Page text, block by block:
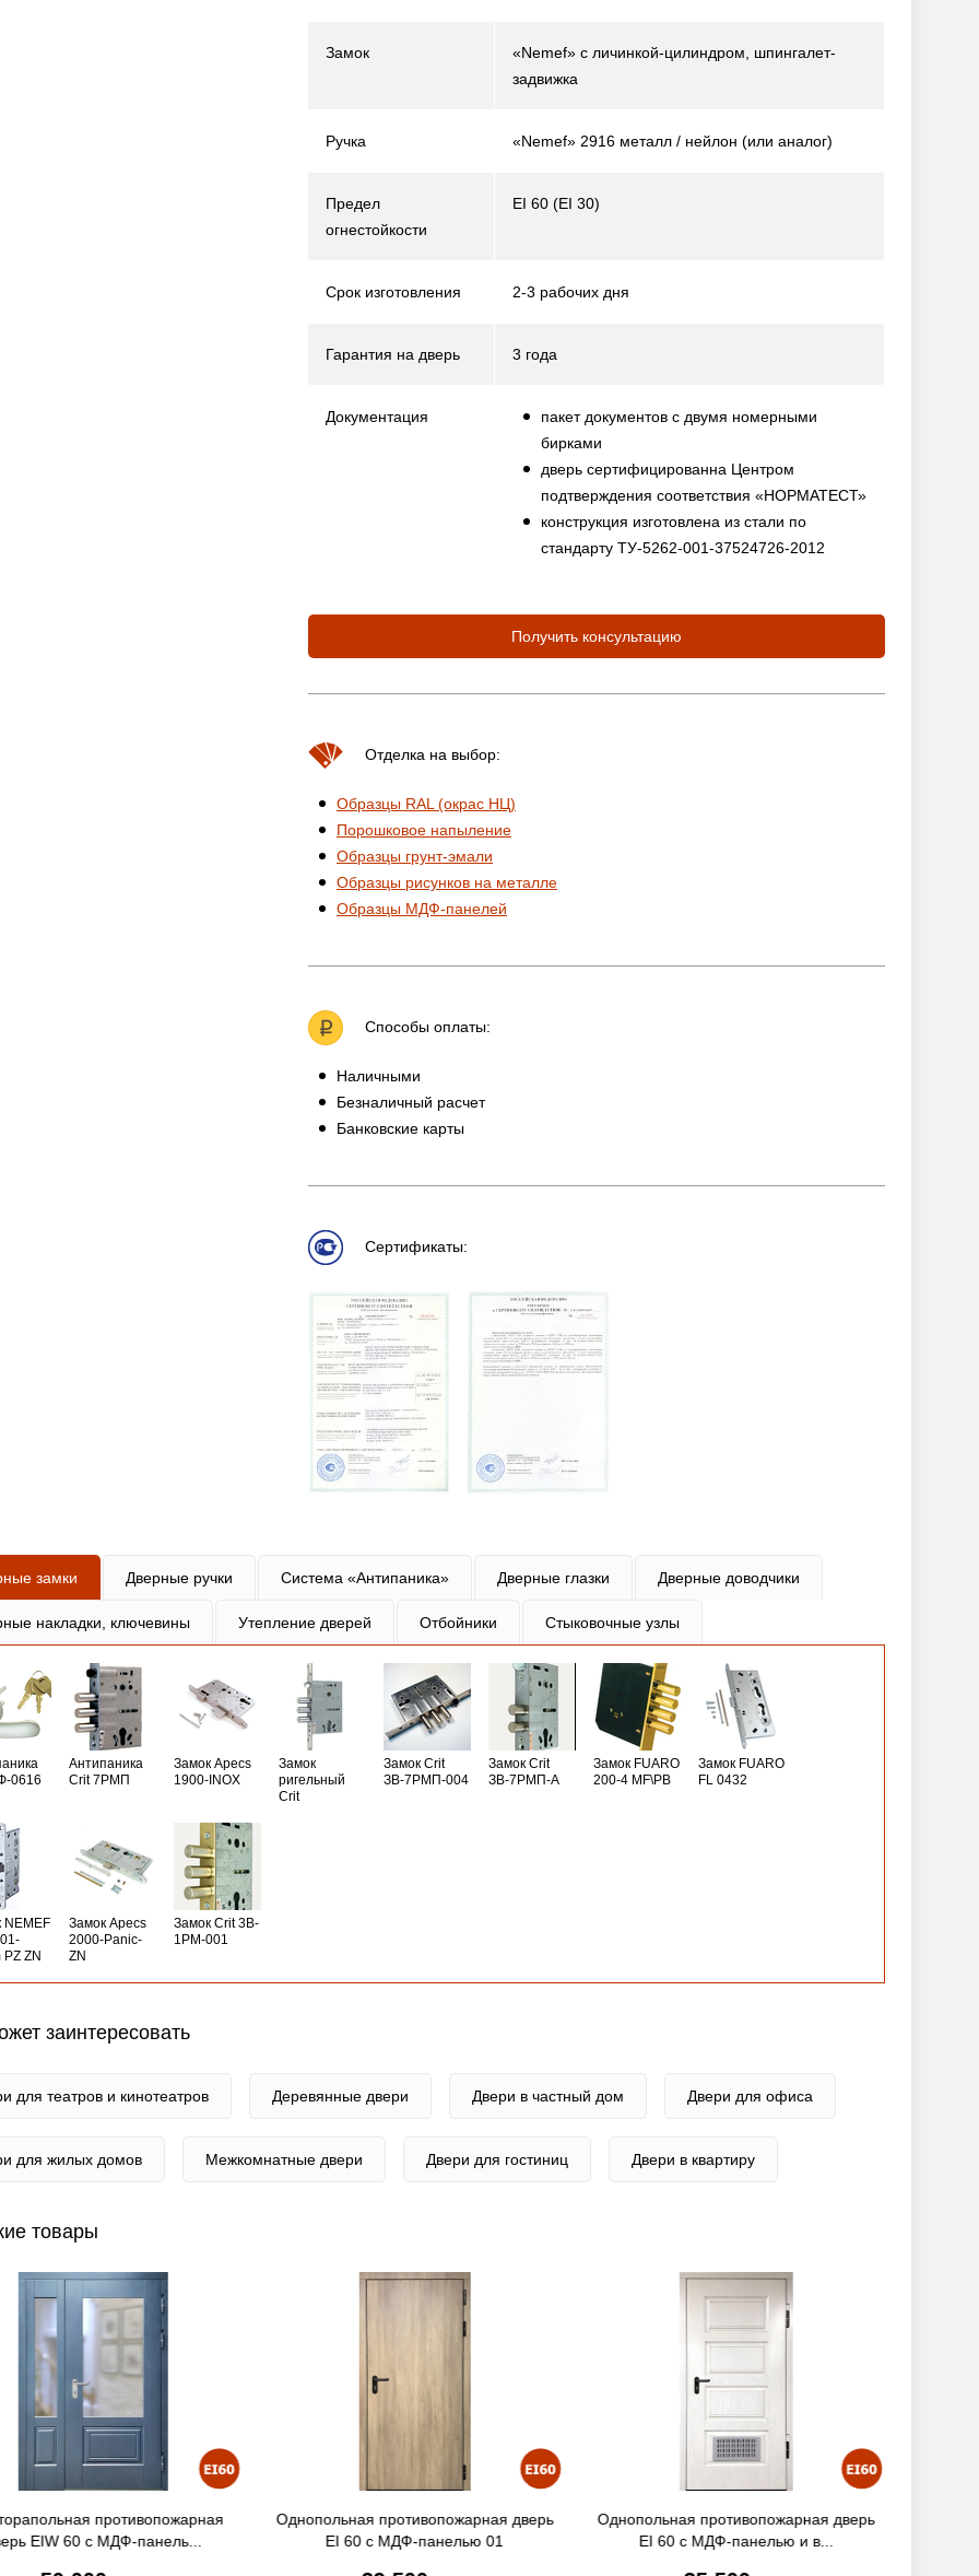
Замок
«Nemef» с личинкой-цилиндром, шпингалет-
задвижка
Ручка «Nemef» 2916 металл / нейлон (или аналог)
Предел
огнестойкости
EI 60 (EI 30)
Срок изготовления 2-3 рабочих дня
Гарантия на дверь 3 года
Документация
пакет документов с двумя номерными
бирками
дверь сертифицированна Центром
подтверждения соответствия «НОРМАТЕСТ»
конструкция изготовлена из стали по
стандарту ТУ-5262-001-37524726-2012
Получить консультацию
Отделка на выбор:
Образцы RAL (окрас НЦ)
Порошковое напыление
Образцы грунт-эмали
Образцы рисунков на металле
Образцы МДФ-панелей
Способы оплаты:
Наличными
Безналичный расчет
Банковские карты
Сертификаты:
замки Дверные ручки Система «Антипаника» Дверные глазки Дверные доводчики
накладки, ключевины Утепление дверей Отбойники Стыковочные узлы
0616
Антипаника
Crit 7РМП
Замок Apecs
1900-INOX
Замок
ригельный
Crit
Замок Crit
ЗВ-7РМП-004
Замок Crit
ЗВ-7РМП-А
Замок FUARO
200-4 MF\РВ
Замок FUARO
FL 0432
NEMEF
ZN
Замок Apecs
2000-Panic-
ZN
Замок Crit 3B-
1PM-001
заинтересовать
для театров и кинотеатров Деревянные двери Двери в частный дом Двери для офиса
для жилых домов Межкомнатные двери Двери для гостиниц Двери в квартиру
товары
противопожарная дверь
EI 60 с МДФ-панелью 01
Однопольная противопожарная дверь
EI 60 с МДФ-панелью и в...
Двупольная противопожарная дверь EI
60 с МДФ-панелью 10